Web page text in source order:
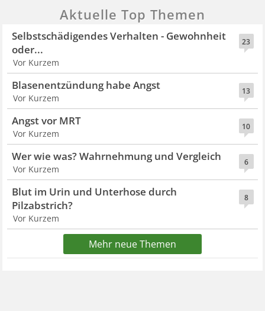
Aktuelle Top Themen
23
Selbstschädigendes Verhalten - Gewohnheit
oder...
Vor Kurzem
13
Blasenentzündung habe Angst
Vor Kurzem
10
Angst vor MRT
Vor Kurzem
6
Wer wie was? Wahrnehmung und Vergleich
Vor Kurzem
8
Blut im Urin und Unterhose durch
Pilzabstrich?
Vor Kurzem
Mehr neue Themen